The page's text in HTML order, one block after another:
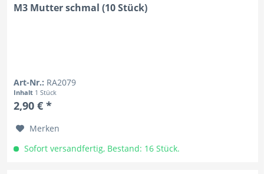
M3 Mutter schmal (10 Stück)
Art-Nr.: RA2079
Inhalt 1 Stück
2,90 € *
Merken
Sofort versandfertig, Bestand: 16 Stück.